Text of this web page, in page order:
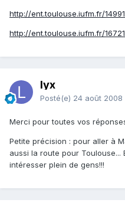
http://ent.toulouse.iufm.fr/
http://ent.toulouse.iufm.fr/
lyx
Posté(e) 24 août 2008
Merci pour toutes vos
Petite précision : pour aller à
aussi la route pour
intéresser plein de gens!!!